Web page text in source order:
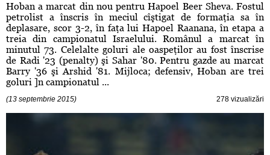
Hoban a marcat din nou pentru Hapoel Beer Sheva. Fostul
petrolist a înscris în meciul cîştigat de formaţia sa în
deplasare, scor 3-2, în faţa lui Hapoel Raanana, în etapa a
treia din campionatul Israelului. Românul a marcat în
minutul 73. Celelalte goluri ale oaspeţilor au fost înscrise
de Radi '23 (penalty) şi Sahar '80. Pentru gazde au marcat
Barry '36 şi Arshid '81. Mijloca; defensiv, Hoban are trei
goluri ]n campionatul ...
(13 septembrie 2015) 278 vizualizări